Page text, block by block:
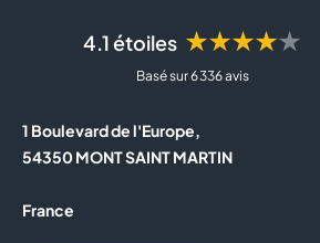
4.1 étoiles ★★★★★
Basé sur 6 336 avis
1 Boulevard de l'Europe,
54350 MONT SAINT MARTIN
France